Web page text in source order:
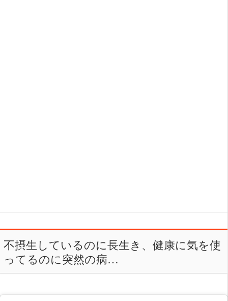
不摂生しているのに長生き、健康に気を使
ってるのに突然の病…